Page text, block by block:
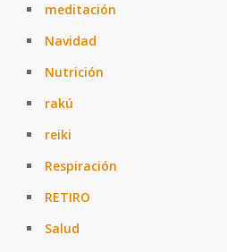
meditación
Navidad
Nutrición
rakú
reiki
Respiración
RETIRO
Salud